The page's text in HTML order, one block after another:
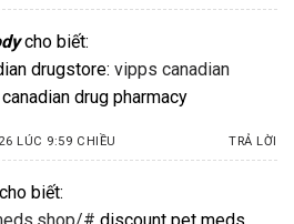
cho biết:
drugstore: vipps canadian
drug pharmacy
LÚC 9:59 CHIỀU TRẢ LỜI
cho biết:
# discount pet meds